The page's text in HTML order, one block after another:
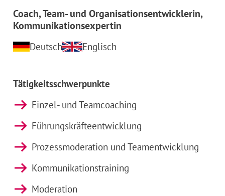
Coach, Team- und Organisationsentwicklerin,
Kommunikationsexpertin
Deutsch Englisch
Tätigkeitsschwerpunkte
Einzel- und Teamcoaching
Führungskräfteentwicklung
Prozessmoderation und Teamentwicklung
Kommunikationstraining
Moderation